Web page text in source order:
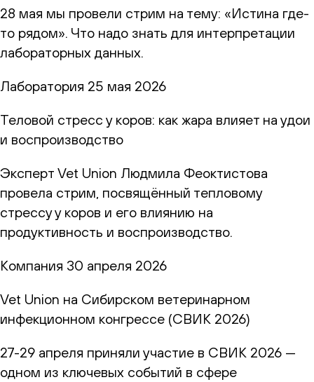
28 мая мы провели стрим на тему: «Истина где-
то рядом». Что надо знать для интерпретации
лабораторных данных.
Лаборатория 25 мая 2026
Теловой стресс у коров: как жара влияет на удои
и воспроизводство
Эксперт Vet Union Людмила Феоктистова
провела стрим, посвящённый тепловому
стрессу у коров и его влиянию на
продуктивность и воспроизводство.
Компания 30 апреля 2026
Vet Union на Сибирском ветеринарном
инфекционном конгрессе (СВИК 2026)
27-29 апреля приняли участие в СВИК 2026 —
одном из ключевых событий в сфере